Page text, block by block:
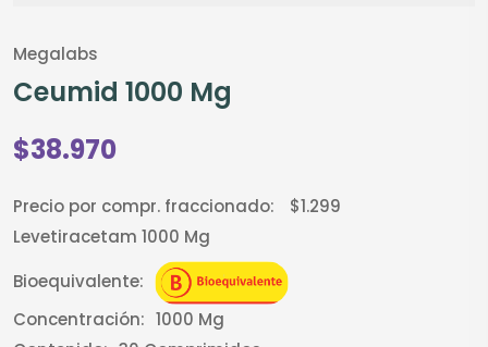
Megalabs
Ceumid 1000 Mg
$38.970
Precio por compr. fraccionado:
$1.299
Levetiracetam 1000 Mg
Bioequivalente:
Concentración: 1000 Mg